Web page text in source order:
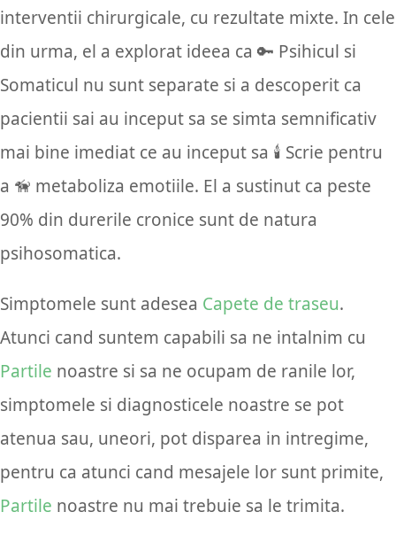
interventii chirurgicale, cu rezultate mixte. In cele
din urma, el a explorat ideea ca 🔑 Psihicul si
Somaticul nu sunt separate si a descoperit ca
pacientii sai au inceput sa se simta semnificativ
mai bine imediat ce au inceput sa 🕯️ Scrie pentru
a 🦮 metaboliza emotiile. El a sustinut ca peste
90% din durerile cronice sunt de natura
psihosomatica.
Simptomele sunt adesea Capete de traseu.
Atunci cand suntem capabili sa ne intalnim cu
Partile noastre si sa ne ocupam de ranile lor,
simptomele si diagnosticele noastre se pot
atenua sau, uneori, pot disparea in intregime,
pentru ca atunci cand mesajele lor sunt primite,
Partile noastre nu mai trebuie sa le trimita.